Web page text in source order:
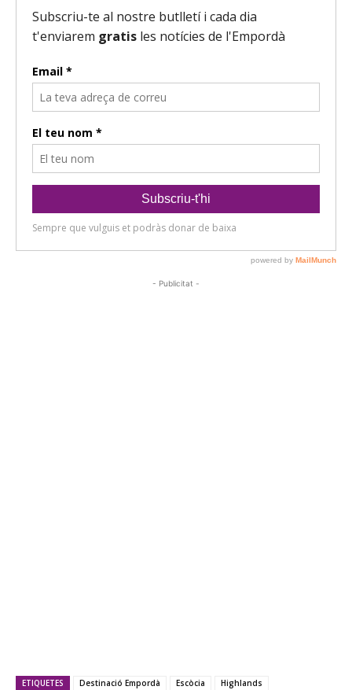
- Publicitat -
ETIQUETES Destinació Empordà Escòcia Highlands